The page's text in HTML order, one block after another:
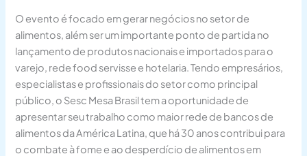
O evento é focado em gerar negócios no setor de
alimentos, além ser um importante ponto de partida no
lançamento de produtos nacionais e importados para o
varejo, rede food servisse e hotelaria. Tendo empresários,
especialistas e profissionais do setor como principal
público, o Sesc Mesa Brasil tem a oportunidade de
apresentar seu trabalho como maior rede de bancos de
alimentos da América Latina, que há 30 anos contribui para
o combate à fome e ao desperdício de alimentos em